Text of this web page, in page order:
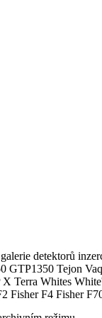
detektorů
Tejon
Terra Whites
Fisher F4 Fisher